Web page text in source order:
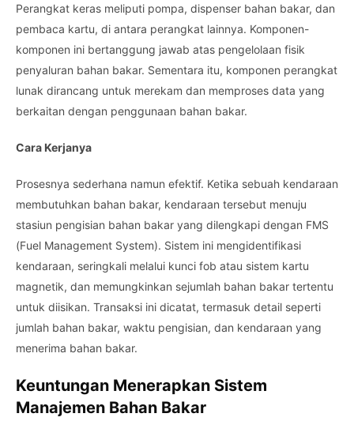
Perangkat keras meliputi pompa, dispenser bahan bakar, dan
pembaca kartu, di antara perangkat lainnya. Komponen-
komponen ini bertanggung jawab atas pengelolaan fisik
penyaluran bahan bakar. Sementara itu, komponen perangkat
lunak dirancang untuk merekam dan memproses data yang
berkaitan dengan penggunaan bahan bakar.
Cara Kerjanya
Prosesnya sederhana namun efektif. Ketika sebuah kendaraan
membutuhkan bahan bakar, kendaraan tersebut menuju
stasiun pengisian bahan bakar yang dilengkapi dengan FMS
(Fuel Management System). Sistem ini mengidentifikasi
kendaraan, seringkali melalui kunci fob atau sistem kartu
magnetik, dan memungkinkan sejumlah bahan bakar tertentu
untuk diisikan. Transaksi ini dicatat, termasuk detail seperti
jumlah bahan bakar, waktu pengisian, dan kendaraan yang
menerima bahan bakar.
Keuntungan Menerapkan Sistem
Manajemen Bahan Bakar